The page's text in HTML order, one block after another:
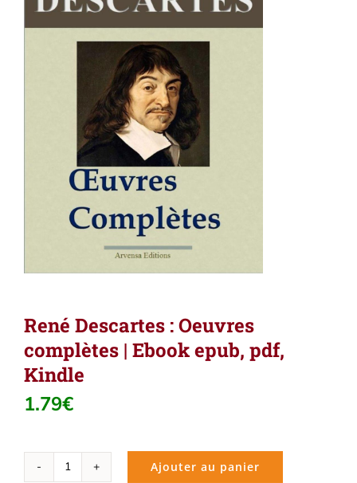
René Descartes : Oeuvres
complètes | Ebook epub, pdf,
Kindle
1.79€
quantité
Ajouter au panier